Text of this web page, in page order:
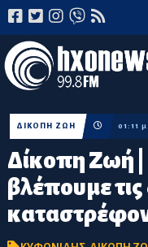
Δίκοπη Ζωή |
βλέπουμε
ΔΙΚΟΠΗ ΖΩΗ 01:11